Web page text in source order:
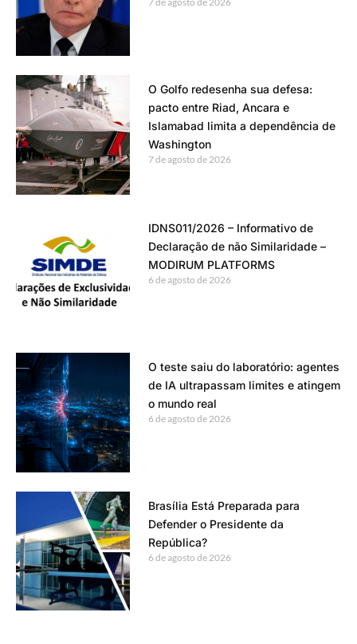
O Golfo redesenha sua defesa:
pacto entre Riad, Ancara e
Islamabad limita a dependência de
Washington
7 de agosto de 2026
IDNS011/2026 – Informativo de
Declaração de não Similaridade –
MODIRUM PLATFORMS
6 de agosto de 2026
O teste saiu do laboratório: agentes
de IA ultrapassam limites e atingem
o mundo real
6 de agosto de 2026
Brasília Está Preparada para
Defender o Presidente da
República?
6 de agosto de 2026